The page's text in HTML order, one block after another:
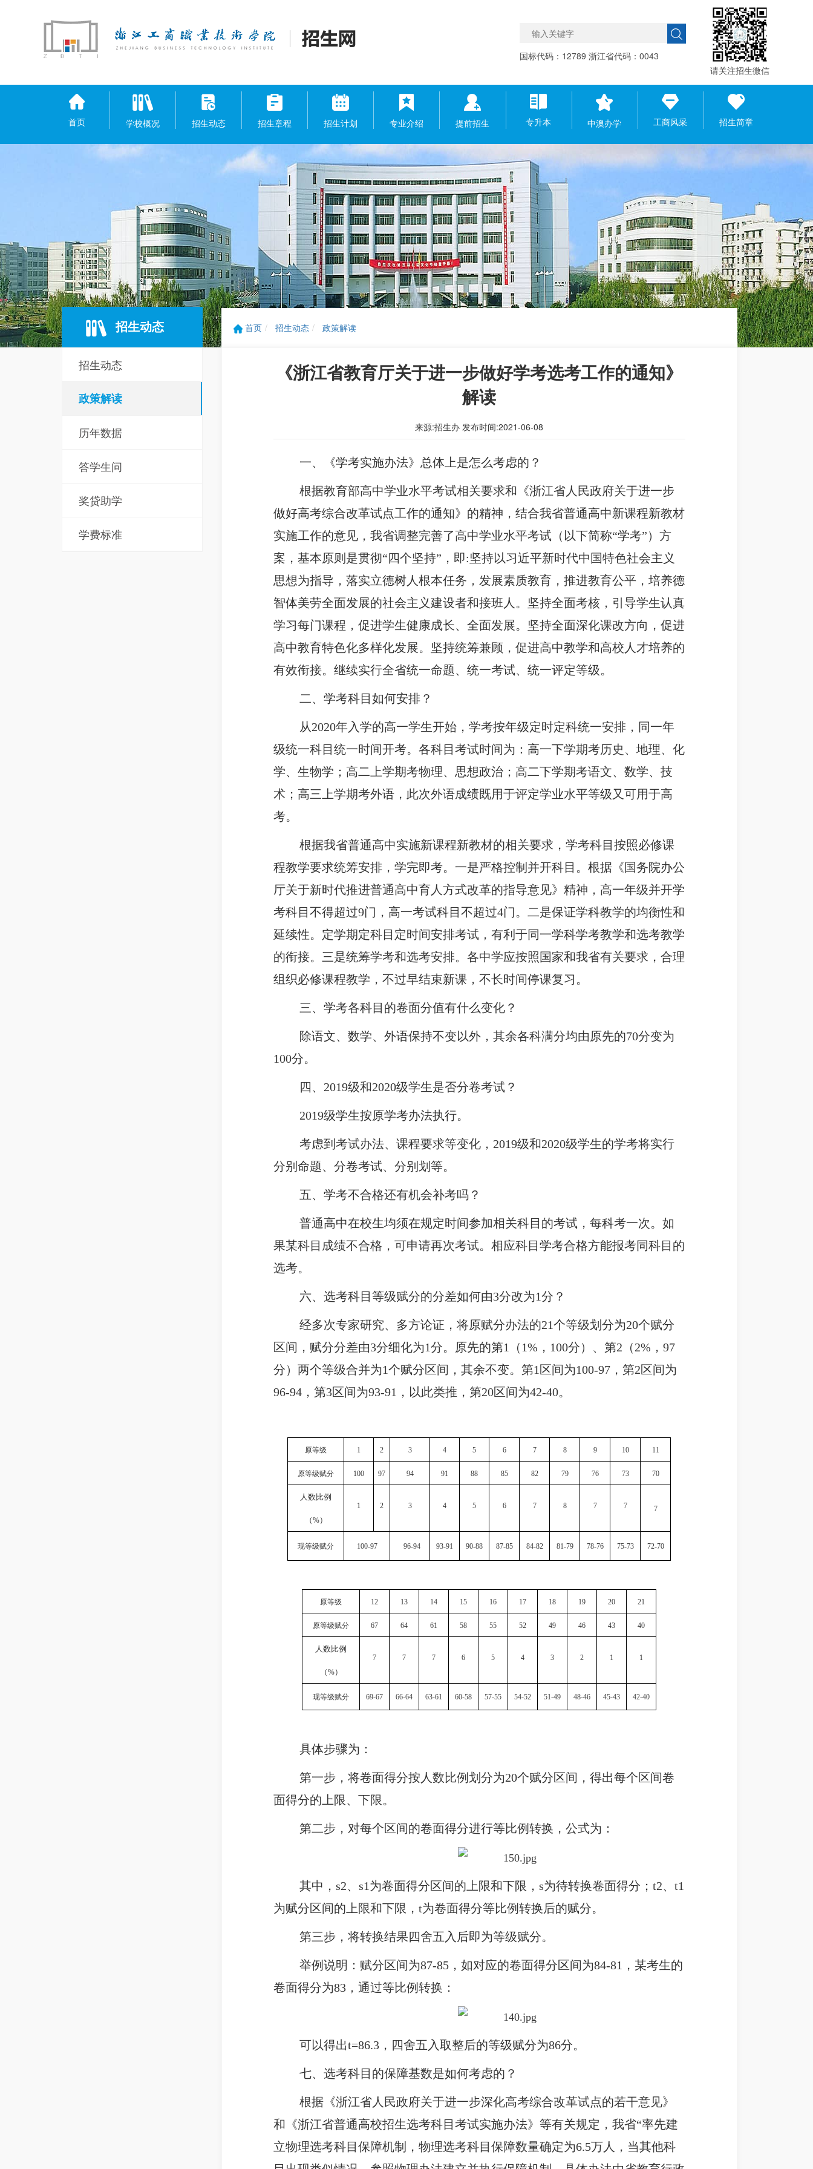
国标代码：12789 浙江省代码：0043
请关注招生微信
首页 学校概况 招生动态 招生章程 招生计划 专业介绍 提前招生 专升本 中澳办学 工商风采 招生简章
招生动态
招生动态
政策解读
历年数据
答学生问
奖贷助学
学费标准
首页 招生动态 政策解读
《浙江省教育厅关于进一步做好学考选考工作的通知》
解读
来源:招生办 发布时间:2021-06-08
一、《学考实施办法》总体上是怎么考虑的？
根据教育部高中学业水平考试相关要求和《浙江省人民政府关于进一步
做好高考综合改革试点工作的通知》的精神，结合我省普通高中新课程新教材
实施工作的意见，我省调整完善了高中学业水平考试（以下简称“学考”）方
案，基本原则是贯彻“四个坚持”，即:坚持以习近平新时代中国特色社会主义
思想为指导，落实立德树人根本任务，发展素质教育，推进教育公平，培养德
智体美劳全面发展的社会主义建设者和接班人。坚持全面考核，引导学生认真
学习每门课程，促进学生健康成长、全面发展。坚持全面深化课改方向，促进
高中教育特色化多样化发展。坚持统筹兼顾，促进高中教学和高校人才培养的
有效衔接。继续实行全省统一命题、统一考试、统一评定等级。
二、学考科目如何安排？
从2020年入学的高一学生开始，学考按年级定时定科统一安排，同一年
级统一科目统一时间开考。各科目考试时间为：高一下学期考历史、地理、化
学、生物学；高二上学期考物理、思想政治；高二下学期考语文、数学、技
术；高三上学期考外语，此次外语成绩既用于评定学业水平等级又可用于高
考。
根据我省普通高中实施新课程新教材的相关要求，学考科目按照必修课
程教学要求统筹安排，学完即考。一是严格控制并开科目。根据《国务院办公
厅关于新时代推进普通高中育人方式改革的指导意见》精神，高一年级并开学
考科目不得超过9门，高一考试科目不超过4门。二是保证学科教学的均衡性和
延续性。定学期定科目定时间安排考试，有利于同一学科学考教学和选考教学
的衔接。三是统筹学考和选考安排。各中学应按照国家和我省有关要求，合理
组织必修课程教学，不过早结束新课，不长时间停课复习。
三、学考各科目的卷面分值有什么变化？
除语文、数学、外语保持不变以外，其余各科满分均由原先的70分变为
100分。
四、2019级和2020级学生是否分卷考试？
2019级学生按原学考办法执行。
考虑到考试办法、课程要求等变化，2019级和2020级学生的学考将实行
分别命题、分卷考试、分别划等。
五、学考不合格还有机会补考吗？
普通高中在校生均须在规定时间参加相关科目的考试，每科考一次。如
果某科目成绩不合格，可申请再次考试。相应科目学考合格方能报考同科目的
选考。
六、选考科目等级赋分的分差如何由3分改为1分？
经多次专家研究、多方论证，将原赋分办法的21个等级划分为20个赋分
区间，赋分分差由3分细化为1分。原先的第1（1%，100分）、第2（2%，97
分）两个等级合并为1个赋分区间，其余不变。第1区间为100-97，第2区间为
96-94，第3区间为93-91，以此类推，第20区间为42-40。
原等级 1 2 3 4 5 6 7 8 9 10 11
原等级赋分 100 97 94 91 88 85 82 79 76 73 70
人数比例
（%）
1 2 3 4 5 6 7 8 7 7 7
现等级赋分 100-97 96-94 93-91 90-88 87-85 84-82 81-79 78-76 75-73 72-70
原等级 12 13 14 15 16 17 18 19 20 21
原等级赋分 67 64 61 58 55 52 49 46 43 40
人数比例
（%）
7 7 7 6 5 4 3 2 1 1
现等级赋分 69-67 66-64 63-61 60-58 57-55 54-52 51-49 48-46 45-43 42-40
具体步骤为：
第一步，将卷面得分按人数比例划分为20个赋分区间，得出每个区间卷
面得分的上限、下限。
第二步，对每个区间的卷面得分进行等比例转换，公式为：
其中，s2、s1为卷面得分区间的上限和下限，s为待转换卷面得分；t2、t1
为赋分区间的上限和下限，t为卷面得分等比例转换后的赋分。
第三步，将转换结果四舍五入后即为等级赋分。
举例说明：赋分区间为87-85，如对应的卷面得分区间为84-81，某考生的
卷面得分为83，通过等比例转换：
可以得出t=86.3，四舍五入取整后的等级赋分为86分。
七、选考科目的保障基数是如何考虑的？
根据《浙江省人民政府关于进一步深化高考综合改革试点的若干意见》
和《浙江省普通高校招生选考科目考试实施办法》等有关规定，我省“率先建
立物理选考科目保障机制，物理选考科目保障数量确定为6.5万人，当其他科